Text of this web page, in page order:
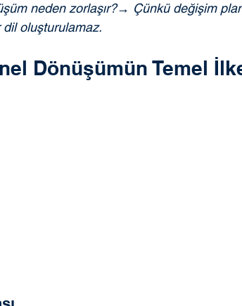
neden zorlaşır?→ Çünkü değişim
oluşturulamaz.
Dönüşümün Temel